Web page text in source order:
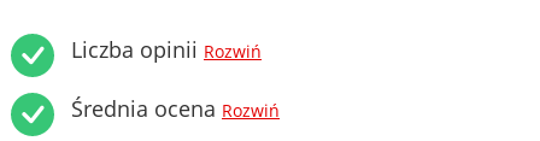
Liczba opinii Rozwiń
Średnia ocena Rozwiń